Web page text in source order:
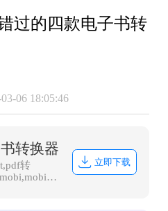
过的四款电子书转
06 18:05:46
转换器
转
转
立即下载